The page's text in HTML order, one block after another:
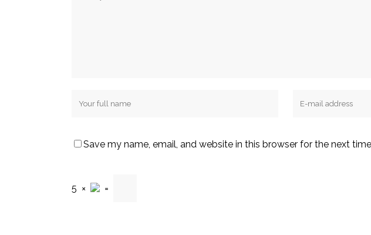
Save my name, email, and website in this browser for the next
5 × =